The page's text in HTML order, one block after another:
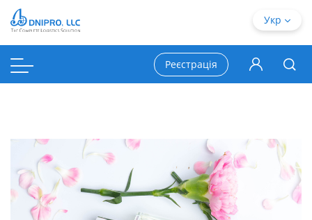
Укр
Реєстрація